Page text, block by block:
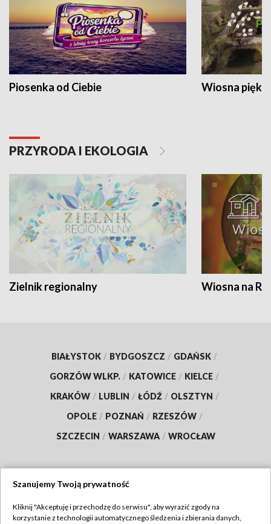
Piosenka od Ciebie Wiosna
PRZYRODA I EKOLOGIA
Zielnik regionalny Wiosna na
BIAŁYSTOK / BYDGOSZCZ / GDAŃSK /
GORZÓW WLKP. / KATOWICE / KIELCE /
KRAKÓW / LUBLIN / ŁÓDŹ / OLSZTYN /
OPOLE / POZNAŃ / RZESZÓW /
SZCZECIN / WARSZAWA / WROCŁAW
TVP
Szanujemy Twoją prywatność
Kliknij "Akceptuję i przechodzę do serwisu", aby wyrazić zgody na
korzystanie z technologii automatycznego śledzenia i zbierania danych,